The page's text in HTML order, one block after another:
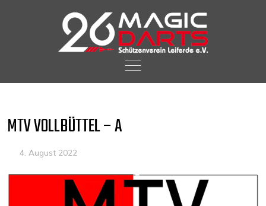
content
MTV VOLLBÜTTEL – A
4. August 2022